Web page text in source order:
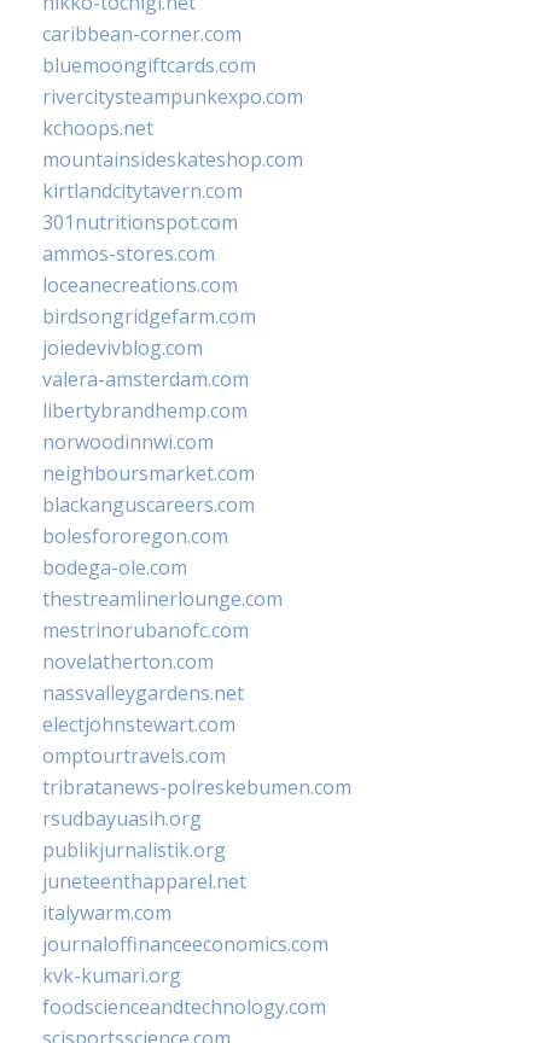
caribbean-corner.com
bluemoongiftcards.com
rivercitysteampunkexpo.com
kchoops.net
mountainsideskateshop.com
kirtlandcitytavern.com
301nutritionspot.com
ammos-stores.com
loceanecreations.com
birdsongridgefarm.com
joiedevivblog.com
valera-amsterdam.com
libertybrandhemp.com
norwoodinnwi.com
neighboursmarket.com
blackanguscareers.com
bolesfororegon.com
bodega-ole.com
thestreamlinerlounge.com
mestrinorubanofc.com
novelatherton.com
nassvalleygardens.net
electjohnstewart.com
omptourtravels.com
tribratanews-polreskebumen.com
rsudbayuasih.org
publikjurnalistik.org
juneteenthapparel.net
italywarm.com
journaloffinanceeconomics.com
kvk-kumari.org
foodscienceandtechnology.com